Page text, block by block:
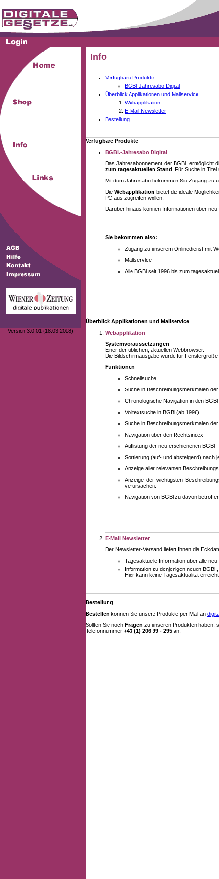
Version 3.0.01 (18.03.2018)
Info
Verfügbare Produkte
BGBl-Jahresabo Digital
Überblick Applikationen und Mailservice
Webapplikation
E-Mail Newsletter
Bestellung
Verfügbare Produkte
BGBl.-Jahresabo Digital
Das Jahresabonnement der BGBl. ermöglicht
zum tagesaktuellen Stand . Für Suche in
Mit dem Jahresabo bekommen Sie Zugang zu
DieWebapplikation bietet die ideale
PC aus zugreifen wollen.
Darüber hinaus können Informationen über
Sie bekommen also:
Zugang zu unserem Onlinedienst mit
Mailservice
Alle BGBl seit 1996 bis zum
Überblick Applikationen und Mailservice
Webapplikation
Systemvoraussetzungen
Einer der üblichen, aktuellen Webbrowser.
Die Bildschirmausgabe wurde für
Funktionen
Schnellsuche
Suche in Beschreibungsmerkmalen
Chronologische Navigation in den BGBl
Volltextsuche in BGBl (ab 1996)
Suche in Beschreibungsmerkmalen
Navigation über den Rechtsindex
Auflistung der neu erschienenen BGBl
Sortierung (auf- und absteigend) nach
Anzeige aller relevanten
Anzeige der wichtigsten
verursachen.
Navigation von BGBl zu davon
E-Mail Newsletter
Der Newsletter-Versand liefert Ihnen die
Tagesaktuelle Information über alle neu
Information zu denjenigen neuen
Hier kann keine Tagesaktualität
Bestellung
Bestellen können Sie unsere Produkte per Mail an
Sollten Sie noch Fragen zu unseren Produkten haben,
Telefonnummer +43 (1) 206 99 - 295 an.